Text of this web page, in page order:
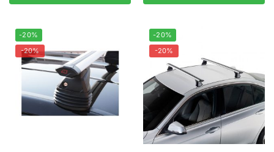
-20%
-20%
-20%
-20%